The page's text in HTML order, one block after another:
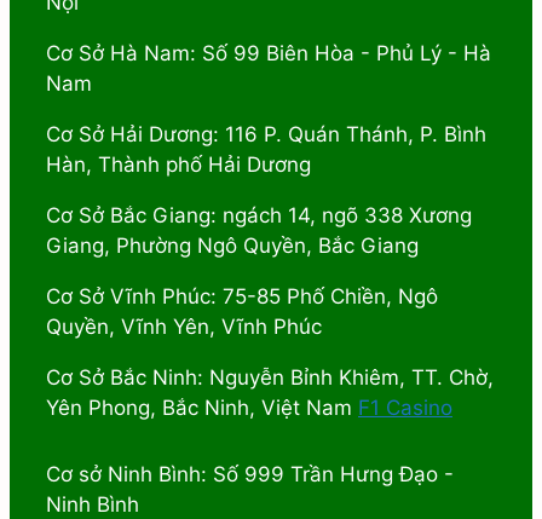
Cơ Sở Hà Nam: Số 99 Biên Hòa - Phủ Lý - Hà
Nam
Cơ Sở Hải Dương: 116 P. Quán Thánh, P. Bình
Hàn, Thành phố Hải Dương
Cơ Sở Bắc Giang: ngách 14, ngõ 338 Xương
Giang, Phường Ngô Quyền, Bắc Giang
Cơ Sở Vĩnh Phúc: 75-85 Phố Chiền, Ngô
Quyền, Vĩnh Yên, Vĩnh Phúc
Cơ Sở Bắc Ninh: Nguyễn Bỉnh Khiêm, TT. Chờ,
Yên Phong, Bắc Ninh, Việt Nam F1 Casino
Cơ sở Ninh Bình: Số 999 Trần Hưng Đạo -
Ninh Bình